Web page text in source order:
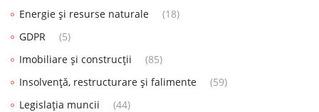
Energie și resurse naturale
(18)
GDPR
(5)
Imobiliare și construcții
(85)
Insolvență, restructurare și falimente
(59)
Legislația muncii
(44)